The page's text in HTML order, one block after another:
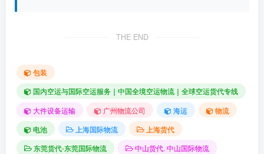
THE END
包装
国内空运与国际空运服务｜中国全境空运物流｜全球空运货代专线
大件设备运输
广州物流公司 海运
物流
电池
上海国际物流
上海货代
东莞货代-东莞国际物流
中山货代. 中山国际物流